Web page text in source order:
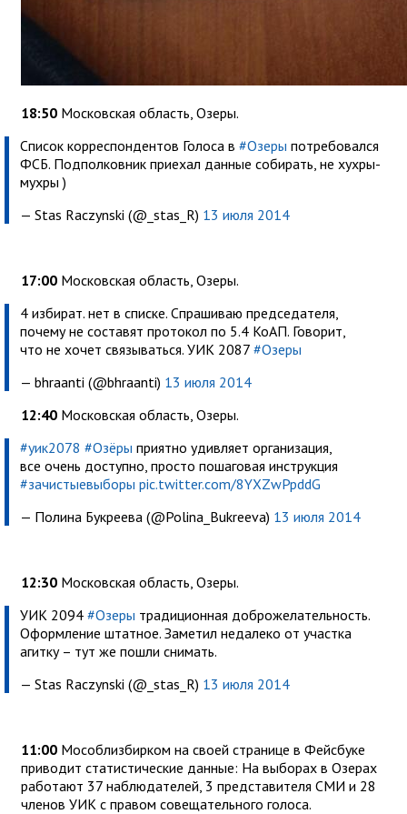
18:50 Московская область, Озеры.
Список корреспондентов Голоса в #Озеры потребовался
ФСБ. Подполковник приехал данные собирать, не хухры-
мухры )
— Stas Raczynski (@_stas_R) 13 июля 2014
17:00 Московская область, Озеры.
4 избират. нет в списке. Спрашиваю председателя,
почему не составят протокол по 5.4 КоАП. Говорит,
что не хочет связываться. УИК 2087 #Озеры
— bhraanti (@bhraanti) 13 июля 2014
12:40 Московская область, Озеры.
#уик2078 #Озёры приятно удивляет организация,
все очень доступно, просто пошаговая инструкция
#зачистыевыборы pic.twitter.com/8YXZwPpddG
— Полина Букреева (@Polina_Bukreeva) 13 июля 2014
12:30 Московская область, Озеры.
УИК 2094 #Озеры традиционная доброжелательность.
Оформление штатное. Заметил недалеко от участка
агитку – тут же пошли снимать.
— Stas Raczynski (@_stas_R) 13 июля 2014
11:00 Мособлизбирком на своей странице в Фейсбуке
приводит статистические данные: На выборах в Озерах
работают 37 наблюдателей, 3 представителя СМИ и 28
членов УИК с правом совещательного голоса.